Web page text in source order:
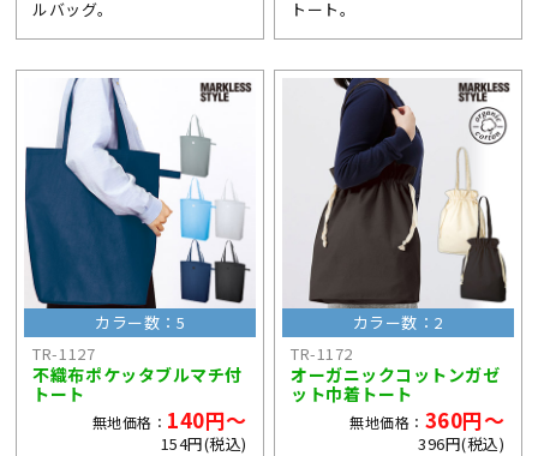
ルバッグ。 トート。
カラー数：5
TR-1127
不織布ポケッタブルマチ付
トート
無地価格： 140円～
154円(税込)
カラー数：2
TR-1172
オーガニックコットンガゼ
ット巾着トート
無地価格： 360円～
396円(税込)